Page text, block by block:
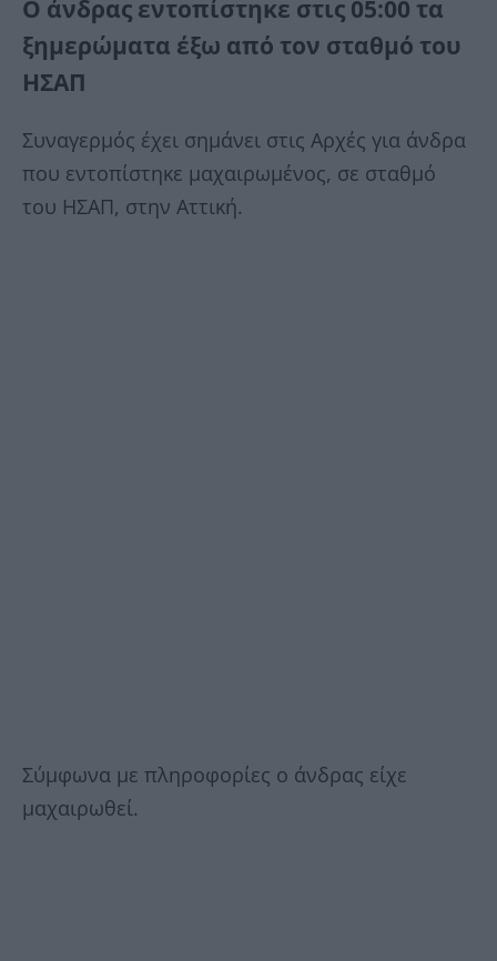
Ο άνδρας εντοπίστηκε στις 05:00 τα
ξημερώματα έξω από τον σταθμό του
ΗΣΑΠ
Συναγερμός έχει σημάνει στις Αρχές για άνδρα
που εντοπίστηκε μαχαιρωμένος, σε σταθμό
του ΗΣΑΠ, στην Αττική.
Σύμφωνα με πληροφορίες ο άνδρας είχε
μαχαιρωθεί.